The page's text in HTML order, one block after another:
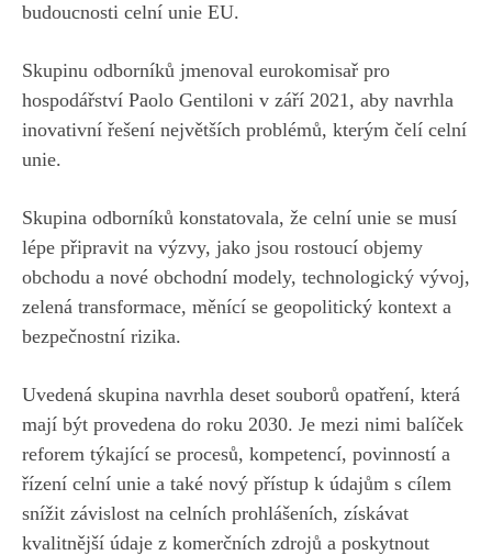
budoucnosti celní unie EU.
Skupinu odborníků jmenoval eurokomisař pro
hospodářství Paolo Gentiloni v září 2021, aby navrhla
inovativní řešení největších problémů, kterým čelí celní
unie.
Skupina odborníků konstatovala, že celní unie se musí
lépe připravit na výzvy, jako jsou rostoucí objemy
obchodu a nové obchodní modely, technologický vývoj,
zelená transformace, měnící se geopolitický kontext a
bezpečnostní rizika.
Uvedená skupina navrhla deset souborů opatření, která
mají být provedena do roku 2030. Je mezi nimi balíček
reforem týkající se procesů, kompetencí, povinností a
řízení celní unie a také nový přístup k údajům s cílem
snížit závislost na celních prohlášeních, získávat
kvalitnější údaje z komerčních zdrojů a poskytnout